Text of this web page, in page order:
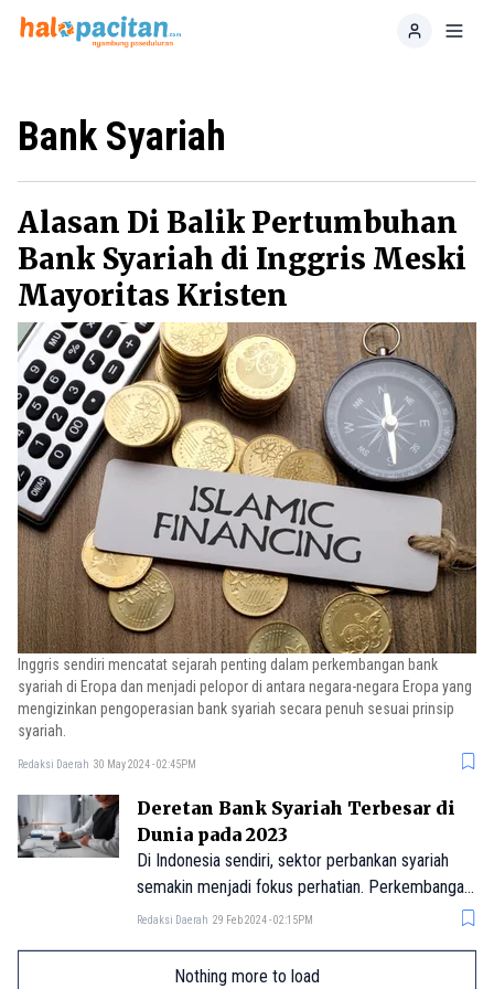
Home
Bank Syariah
Alasan Di Balik Pertumbuhan
Bank Syariah di Inggris Meski
Mayoritas Kristen
Inggris sendiri mencatat sejarah penting dalam perkembangan bank
syariah di Eropa dan menjadi pelopor di antara negara-negara Eropa yang
mengizinkan pengoperasian bank syariah secara penuh sesuai prinsip
syariah.
Redaksi Daerah 30 May 2024 - 02:45PM
Deretan Bank Syariah Terbesar di
Dunia pada 2023
Di Indonesia sendiri, sektor perbankan syariah
semakin menjadi fokus perhatian. Perkembangan
ini tidak hanya tercermin dalam pertumbuhan
juga dalam dampaknya terhadap perekonomian
Redaksi Daerah 29 Feb 2024 - 02:15PM
Nothing more to load